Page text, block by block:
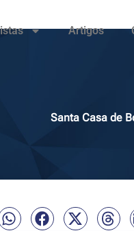
Artigos
Santa Casa de